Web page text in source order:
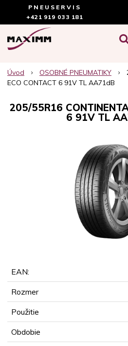
PNEUSERVIS
+421 919 033 181
Úvod OSOBNÉ PNEUMATIKY
ECO CONTACT 6 91V TL AA71dB
205/55R16
6 91V TL
EAN:
Rozmer
Použitie
Obdobie